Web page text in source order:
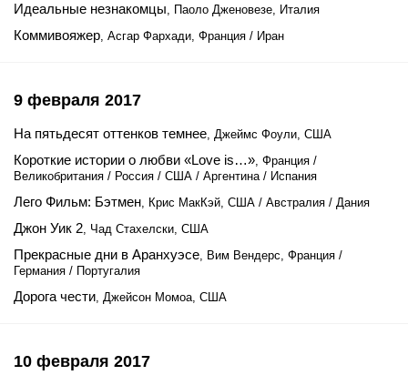
Идеальные незнакомцы, Паоло Дженовезе, Италия
Коммивояжер, Асгар Фархади, Франция / Иран
9 февраля 2017
На пятьдесят оттенков темнее, Джеймс Фоули, США
Короткие истории о любви «Love is…», Франция /
Великобритания / Россия / США / Аргентина / Испания
Лего Фильм: Бэтмен, Крис МакКэй, США / Австралия / Дания
Джон Уик 2, Чад Стахелски, США
Прекрасные дни в Аранхуэсе, Вим Вендерс, Франция /
Германия / Португалия
Дорога чести, Джейсон Момоа, США
10 февраля 2017